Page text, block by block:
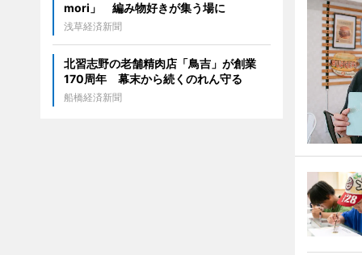
mori」 編み物好きが集う場に
浅草経済新聞
北習志野の老舗精肉店「鳥吉」が創業
170周年 幕末から続くのれん守る
船橋経済新聞